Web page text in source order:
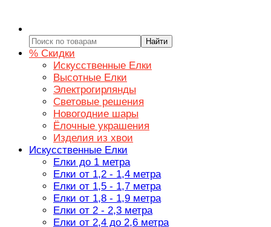
Найти
% Скидки
Искусственные Елки
Высотные Елки
Электрогирлянды
Световые решения
Новогодние шары
Ёлочные украшения
Изделия из хвои
Искусственные Елки
Елки до 1 метра
Елки от 1,2 - 1,4 метра
Елки от 1,5 - 1,7 метра
Елки от 1,8 - 1,9 метра
Елки от 2 - 2,3 метра
Елки от 2,4 до 2,6 метра